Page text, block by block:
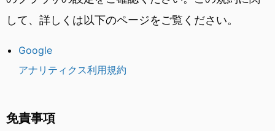
して、詳しくは以下のページをご覧ください。
Google
アナリティクス利用規約
免責事項